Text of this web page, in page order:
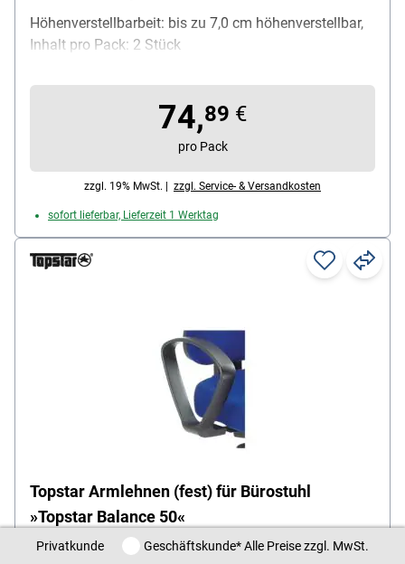
Höhenverstellbarbeit: bis zu 7,0 cm höhenverstellbar,
Inhalt pro Pack: 2 Stück
74,89 €
pro Pack
zzgl. 19% MwSt. | zzgl. Service- & Versandkosten
sofort lieferbar, Lieferzeit 1 Werktag
Topstar Armlehnen (fest) für Bürostuhl
»Topstar Balance 50«
Höhenverstellbarkeit: in der Höhe nicht verstellbar,
PrivatkundePrivatkunde / Geschäftskunde
Geschäftskunde* Alle Preise zzgl. MwSt.